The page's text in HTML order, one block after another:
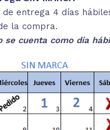
de entrega 4 días
la compra.
se cuenta como día